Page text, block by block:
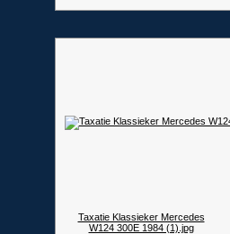
Taxatie Klassieker Mercedes
W124 300E 1984 (1).jpg